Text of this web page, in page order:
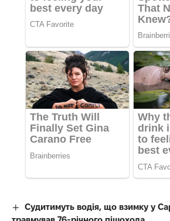
Судитимуть водія, що взимку у